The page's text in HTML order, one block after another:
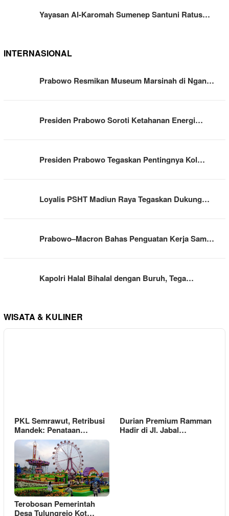
Yayasan Al-Karomah Sumenep Santuni Ratus…
INTERNASIONAL
Prabowo Resmikan Museum Marsinah di Ngan…
Presiden Prabowo Soroti Ketahanan Energi…
Presiden Prabowo Tegaskan Pentingnya Kol…
Loyalis PSHT Madiun Raya Tegaskan Dukung…
Prabowo–Macron Bahas Penguatan Kerja Sam…
Kapolri Halal Bihalal dengan Buruh, Tega…
WISATA & KULINER
PKL Semrawut, Retribusi
Mandek: Penataan…
Durian Premium Ramman
Hadir di Jl. Jabal…
Terobosan Pemerintah
Desa Tulungrejo Kot…